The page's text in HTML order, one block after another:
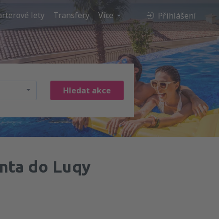
lety Transfery Více Přihlášení
Hledat akce
do Luqy